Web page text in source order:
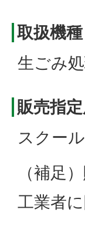
取扱機種
生ごみ
販売指
スクー
（補足
工業者